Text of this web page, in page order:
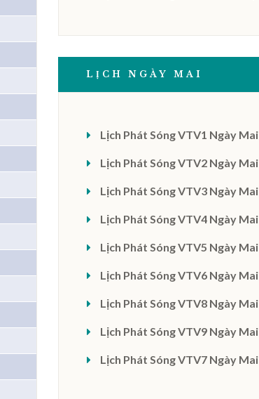
LỊCH NGÀY MAI
Lịch Phát Sóng VTV1 Ngày Mai
Lịch Phát Sóng VTV2 Ngày Mai
Lịch Phát Sóng VTV3 Ngày Mai
Lịch Phát Sóng VTV4 Ngày Mai
Lịch Phát Sóng VTV5 Ngày Mai
Lịch Phát Sóng VTV6 Ngày Mai
Lịch Phát Sóng VTV8 Ngày Mai
Lịch Phát Sóng VTV9 Ngày Mai
Lịch Phát Sóng VTV7 Ngày Mai